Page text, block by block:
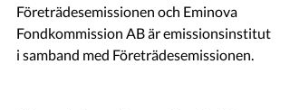
Företrädesemissionen och Eminova
Fondkommission AB är emissionsinstitut
i samband med Företrädesemissionen.